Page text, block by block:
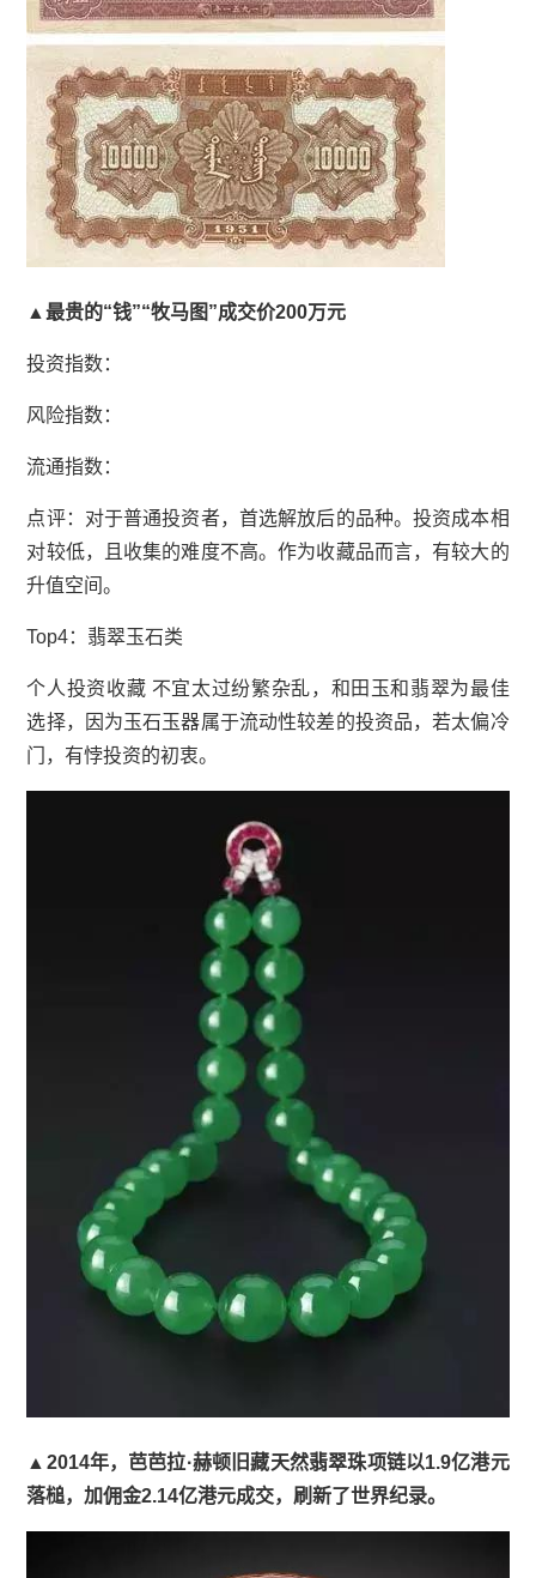
▲最贵的“钱”“牧马图”成交价200万元
投资指数：
风险指数：
流通指数：
点评：对于普通投资者，首选解放后的品种。投资成本相
对较低，且收集的难度不高。作为收藏品而言，有较大的
升值空间。
Top4：翡翠玉石类
个人投资收藏 不宜太过纷繁杂乱，和田玉和翡翠为最佳
选择，因为玉石玉器属于流动性较差的投资品，若太偏冷
门，有悖投资的初衷。
▲2014年，芭芭拉·赫顿旧藏天然翡翠珠项链以1.9亿港元
落槌，加佣金2.14亿港元成交，刷新了世界纪录。